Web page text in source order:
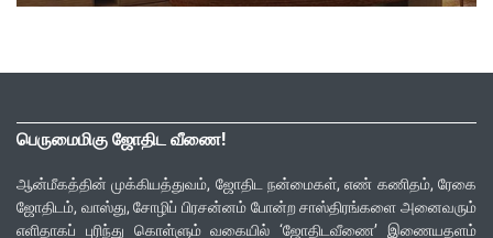
பெருமைமிகு ஜோதிட வீணை!
ஆன்மீகத்தின் முக்கியத்துவம், ஜோதிட நன்மைகள், எண் கணிதம், ரேகை
ஜோதிடம், வாஸ்து, சோழிப் பிரசன்னம் போன்ற சாஸ்திரங்களை அனைவரும்
எளிதாகப் புரிந்து கொள்ளும் வகையில் ‘ஜோதிடவீணை’ இணையதளம்